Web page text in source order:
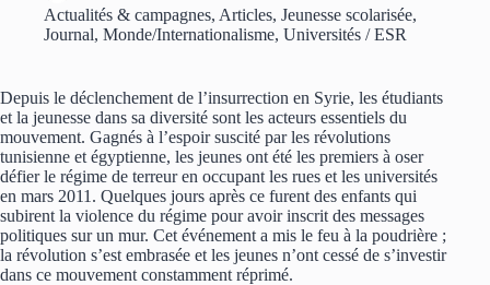
Actualités & campagnes, Articles, Jeunesse scolarisée,
Journal, Monde/Internationalisme, Universités / ESR
Depuis le déclenchement de l’insurrection en Syrie, les étudiants
et la jeunesse dans sa diversité sont les acteurs essentiels du
mouvement. Gagnés à l’espoir suscité par les révolutions
tunisienne et égyptienne, les jeunes ont été les premiers à oser
défier le régime de terreur en occupant les rues et les universités
en mars 2011. Quelques jours après ce furent des enfants qui
subirent la violence du régime pour avoir inscrit des messages
politiques sur un mur. Cet événement a mis le feu à la poudrière ;
la révolution s’est embrasée et les jeunes n’ont cessé de s’investir
dans ce mouvement constamment réprimé.